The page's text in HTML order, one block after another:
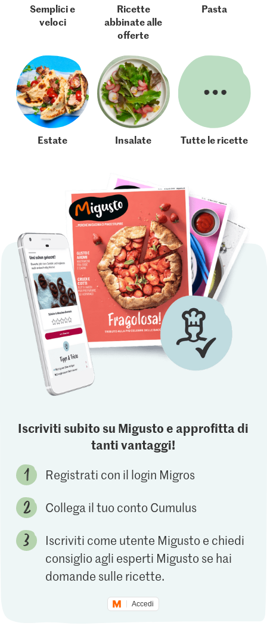
Semplici e
veloci
Ricette
abbinate alle
offerte
Pasta
Estate Insalate Tutte le ricette
Iscriviti subito su Migusto e approfitta di
tanti vantaggi!
Registrati con il login Migros
Collega il tuo conto Cumulus
Iscriviti come utente Migusto e chiedi
consiglio agli esperti Migusto se hai
domande sulle ricette.
Accedi